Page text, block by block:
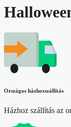
Országos házhozszállítás
Házhoz szállítás az